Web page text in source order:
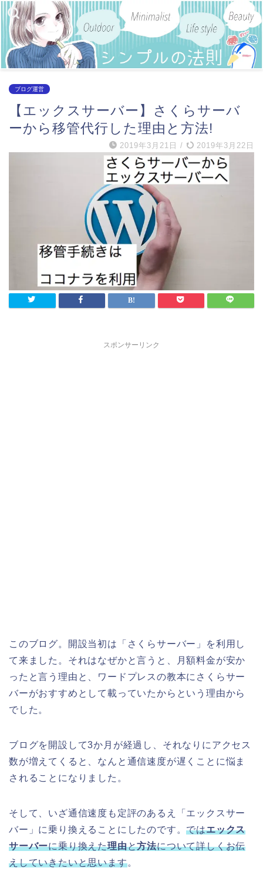
ブログ運営
【エックスサーバー】さくらサーバ
ーから移管代行した理由と方法!
2019年3月21日 / 2019年3月22日
スポンサーリンク
このブログ。開設当初は「さくらサーバー」を利用し
て来ました。それはなぜかと言うと、月額料金が安か
ったと言う理由と、ワードプレスの教本にさくらサー
バーがおすすめとして載っていたからという理由から
でした。
ブログを開設して3か月が経過し、それなりにアクセス
数が増えてくると、なんと通信速度が遅くことに悩ま
されることになりました。
そして、いざ通信速度も定評のあるえ「エックスサー
バー」に乗り換えることにしたのです。ではエックス
サーバーに乗り換えた理由と方法について詳しくお伝
えしていきたいと思います。